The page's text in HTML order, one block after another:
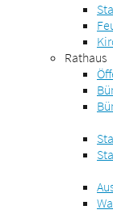
Rathaus